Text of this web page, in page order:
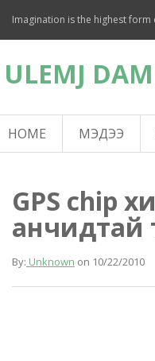
Imagination is the highest form
ULEMJ
HOME МЭДЭЭ
GPS chip
анчидтай
By: Unknown on 10/22/2010